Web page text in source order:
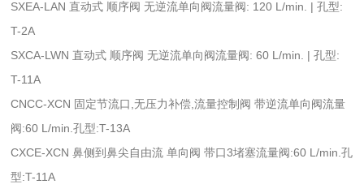
SXEA-LAN 直动式 顺序阀 无逆流单向阀流量阀: 120 L/min. | 孔型:
T-2A
SXCA-LWN 直动式 顺序阀 无逆流单向阀流量阀: 60 L/min. | 孔型:
T-11A
CNCC-XCN 固定节流口,无压力补偿,流量控制阀 带逆流单向阀流量
阀:60 L/min.孔型:T-13A
CXCE-XCN 鼻侧到鼻尖自由流 单向阀 带口3堵塞流量阀:60 L/min.孔
型:T-11A